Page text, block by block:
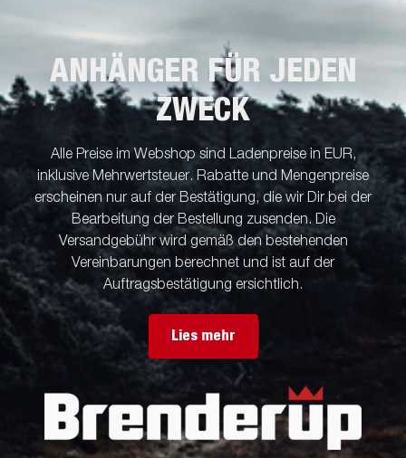
ANHÄNGER FÜR JEDEN
ZWECK
Alle Preise im Webshop sind Ladenpreise in EUR,
inklusive Mehrwertsteuer. Rabatte und Mengenpreise
erscheinen nur auf der Bestätigung, die wir Dir bei der
Bearbeitung der Bestellung zusenden. Die
Versandgebühr wird gemäß den bestehenden
Vereinbarungen berechnet und ist auf der
Auftragsbestätigung ersichtlich.
Lies mehr